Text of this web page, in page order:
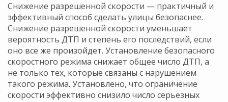
Снижение разрешенной скорости — практичный и
эффективный способ сделать улицы безопаснее.
Снижение разрешенной скорости уменьшает
вероятность ДТП и степень его последствий, если
оно все же произойдет. Установление безопасного
скоростного режима снижает общее число ДТП, а
не только тех, которые связаны с нарушением
такого режима. Установлено, что ограничение
скорости эффективно снизило число серьезных